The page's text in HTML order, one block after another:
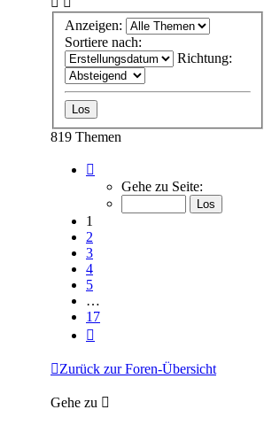
Anzeigen:
Sortiere nach:
Richtung:
819 Themen
von
Gehe zu Seite:
1
2
3
4
5
…
17
Zurück zur Foren-Übersicht
Gehe zu